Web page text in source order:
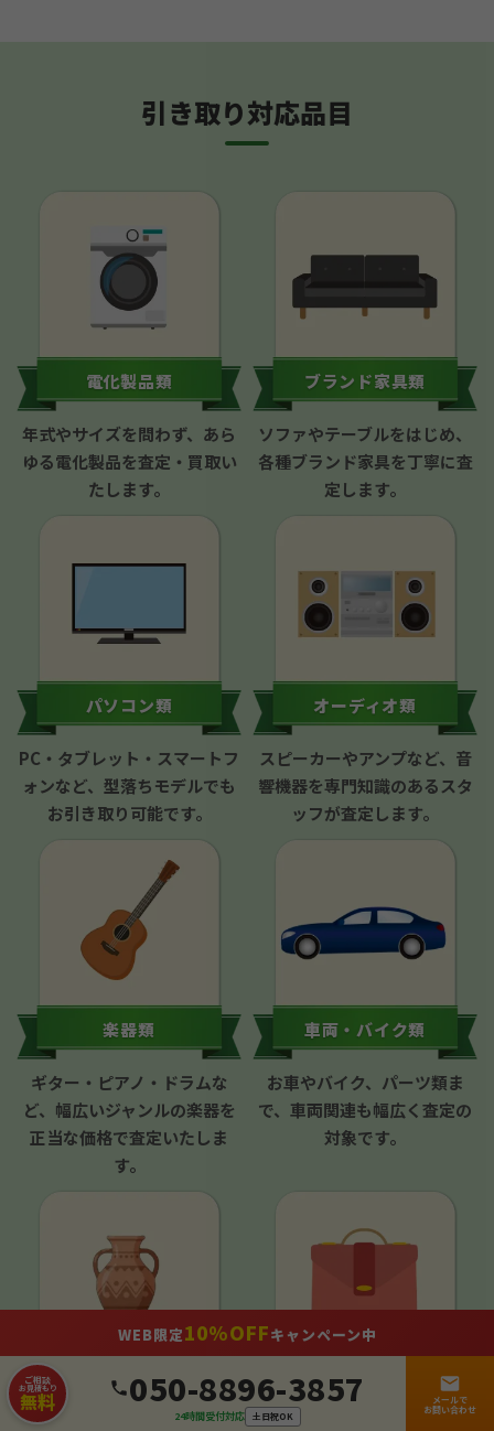
引き取り対応品目
電化製品類
年式やサイズを問わず、あら
ゆる電化製品を査定・買取い
たします。
ブランド家具類
ソファやテーブルをはじめ、
各種ブランド家具を丁寧に査
定します。
パソコン類
PC・タブレット・スマートフ
ォンなど、型落ちモデルでも
お引き取り可能です。
オーディオ類
スピーカーやアンプなど、音
響機器を専門知識のあるスタ
ッフが査定します。
楽器類
ギター・ピアノ・ドラムな
ど、幅広いジャンルの楽器を
正当な価格で査定いたしま
す。
車両・バイク類
お車やバイク、パーツ類ま
で、車両関連も幅広く査定の
対象です。
骨董品・プレミアム類 ブランド類
WEB限定10%OFFキャンペーン中
ご相談
お見積もり
無料 050-8896-3857
24時間受付対応 土日祝OK
メールで
お問い合わせ